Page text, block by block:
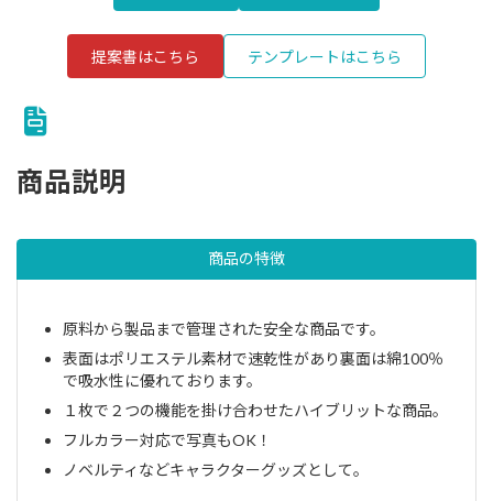
提案書はこちら テンプレートはこちら
商品説明
商品の特徴
原料から製品まで管理された安全な商品です。
表面はポリエステル素材で速乾性があり裏面は綿100％
で吸水性に優れております。
１枚で２つの機能を掛け合わせたハイブリットな商品。
フルカラー対応で写真もOK！
ノベルティなどキャラクターグッズとして。